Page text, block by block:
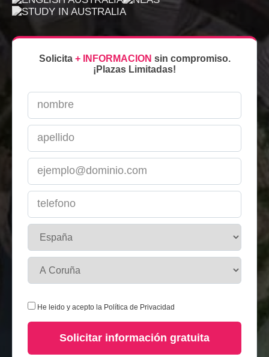
Solicita + INFORMACION sin compromiso.
¡Plazas Limitadas!
He leido y acepto la Política de Privacidad
Solicitar información gratuita